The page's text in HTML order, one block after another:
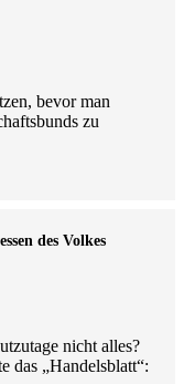
bevor man
zu
des Volkes
nicht alles?
das „Handelsblatt“: